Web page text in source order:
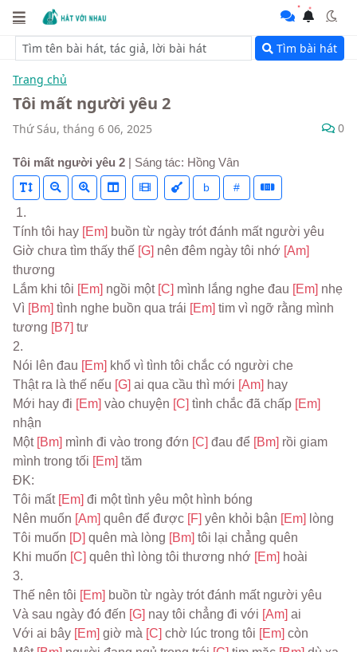
Tìm bài hát
Trang chủ
Tôi mất người yêu 2
Thứ Sáu, tháng 6 06, 2025 0
Tôi mất người yêu 2 | Sáng tác: Hồng Vân
b #
1.
Tính tôi hay [Em] buồn từ ngày trót đánh mất người yêu
Giờ chưa tìm thấy thế [G] nên đêm ngày tôi nhớ
thương
Lắm khi tôi [Em] ngồi một [C] mình lắng nghe đau [Em] nhẹ
Vì [Bm] tình nghe buồn qua trái [Em] tim vì ngỡ rằng mình
tương [B7] tư
2.
Nói lên đau [Em] khổ vì tình tôi chắc có người che
Thật ra là thế nếu [G] ai qua cầu thì mới [Am] hay
Mới hay đi [Em] vào chuyện [C] tình chắc đã chấp
nhận
Một [Bm] mình đi vào trong đớn [C] đau để [Bm] rồi giam
mình trong tối [Em] tăm
ĐK:
Tôi mất [Em] đi một tình yêu một hình bóng
Nên muốn [Am] quên để được [F] yên khỏi bận [Em] lòng
Tôi muốn [D] quên mà lòng [Bm] tôi lại chẳng quên
Khi muốn [C] quên thì lòng tôi thương nhớ [Em] hoài
3.
Thế nên tôi [Em] buồn từ ngày trót đánh mất người yêu
Và sau ngày đó đến [G] nay tôi chẳng đi với [Am] ai
Với ai bây [Em] giờ mà [C] chờ lúc trong tôi [Em] còn